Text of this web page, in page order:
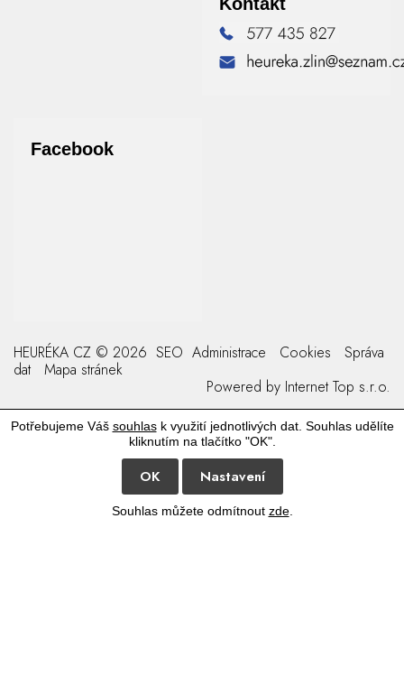
Facebook
HEURÉKA CZ © 2026 SEO Administrace Cookies
Správa
dat
Mapa stránek
Powered by Internet Top s.r.o.
Potřebujeme Váš souhlask využití jednotlivých dat. Souhlas udělíte
kliknutím na tlačítko "OK".
OK Nastavení
Souhlas můžete odmítnout zde.